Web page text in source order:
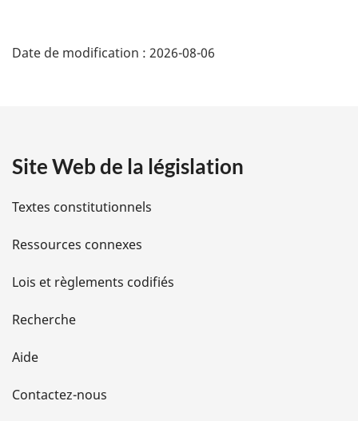
é
i
l
s
d
e
l
Date de modification : 2026-08-06
Site Web de la législation
Textes constitutionnels
Ressources connexes
Lois et règlements codifiés
Recherche
Aide
Contactez-nous